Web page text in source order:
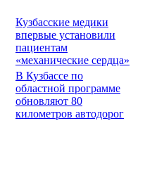
Кузбасские медики
впервые установили
пациентам
«механические сердца»
В Кузбассе по
областной программе
обновляют 80
километров автодорог